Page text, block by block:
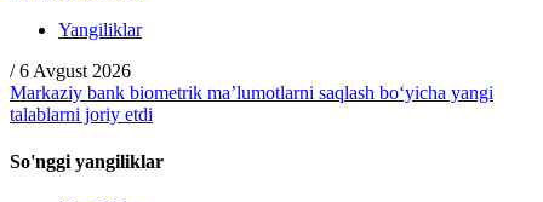
Yangiliklar
/ 6 Avgust 2026
Markaziy bank biometrik ma’lumotlarni saqlash bo‘yicha yangi
talablarni joriy etdi
So'nggi yangiliklar